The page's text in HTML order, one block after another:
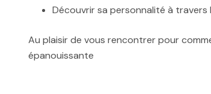
Découvrir sa personnalité à travers
Au plaisir de vous rencontrer pour
épanouissante